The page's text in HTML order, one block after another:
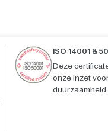
ISO 14001 &
Deze
onze inzet
duurzaamheid.